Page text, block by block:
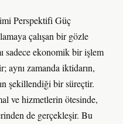
Perspektifi Güç
çalışan bir gözle
sadece ekonomik bir işlem
zamanda iktidarın,
şekillendiği bir süreçtir.
ve hizmetlerin ötesinde,
de gerçekleşir. Bu